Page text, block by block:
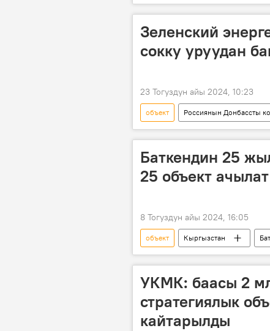
акча
кайтаруу
Зеленский
сокку уруудан
23 Тогуздун айы 2024, 10:23
объект Россиянын Донбассты
Украина
атайын операция
Баткендин 25
25 объект ачылат
8 Тогуздун айы 2024, 16:05
объект Кыргызстан
УКМК: баасы 2
стратегиялык
кайтарылды